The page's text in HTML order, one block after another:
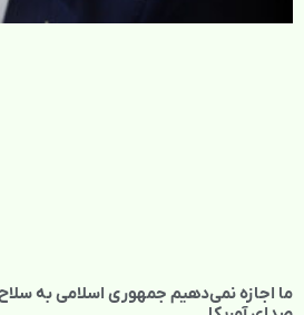
ما اجازه نمی‌دهیم جمهوری اسلامی به